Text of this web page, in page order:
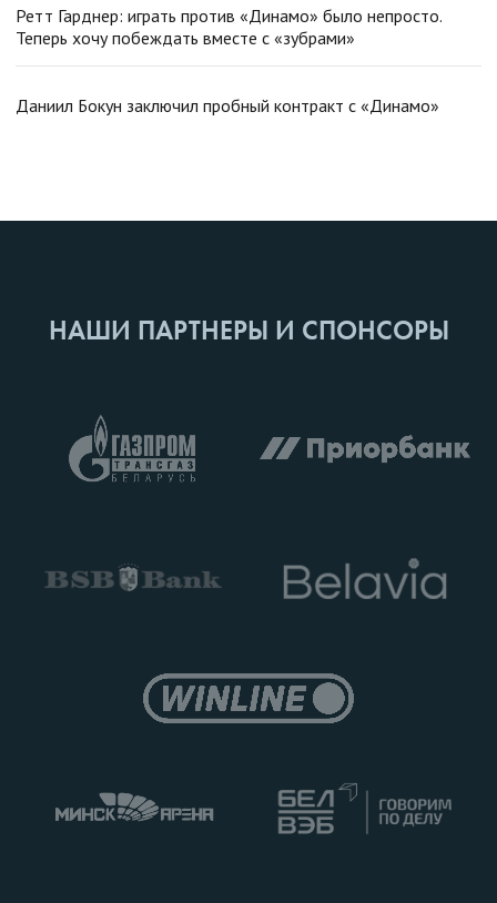
Ретт Гарднер: играть против «Динамо» было непросто.
Теперь хочу побеждать вместе с «зубрами»
Даниил Бокун заключил пробный контракт с «Динамо»
НАШИ ПАРТНЕРЫ И СПОНСОРЫ